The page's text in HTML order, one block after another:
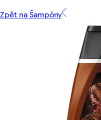
Zpět na Šampóny